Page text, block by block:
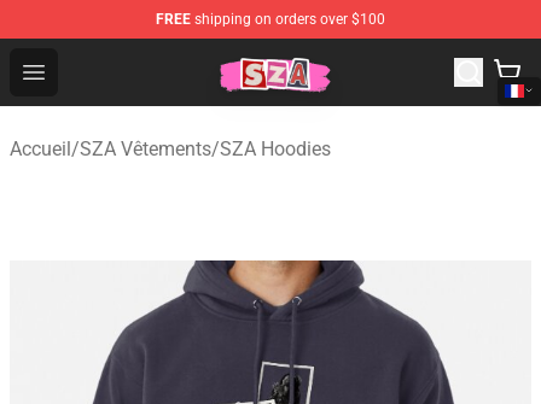
FREE shipping on orders over $100
Open menu
SZA Shop - Official SZA Merchandise Store
Accueil/SZA Vêtements/SZA Hoodies